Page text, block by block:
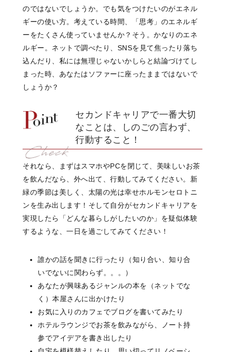
のではないでしょうか。でも気をつけたいのがエネル
ギーの使い方。考えている時間、「思考」のエネルギ
ーをたくさん使っていませんか？そう。かなりのエネ
ルギー。ネットで調べたり、SNSを見て焦ったり落ち
込んだり、私には無理じゃないかしらと結論づけてし
まった時、あなたはソファーに座ったままではないで
しょうか？
セカンドキャリアで一番大切
なことは、しのごの言わず、
行動すること！
それなら、まずはスマホやPCを閉じて、美味しいお茶
を飲んだなら、外へ出て、行動してみてください。新
緑の季節は美しく、太陽の光は幸せホルモンセロトニ
ンを生み出します！そして自分がセカンドキャリアを
実現したら「どんな暮らしがしたいのか」を疑似体験
するような、一日を過ごしてみてください！
誰かの話を聞きに行ったり（知り合い、知り合
いでないに関わらず。。。）
あなたが興味あるジャンルの本を（ネットでな
く）本屋さんに出かけたり
お気に入りのカフェでブログを書いてみたり
ホテルラウンジでお茶を飲みながら、ノート持
参でアイデアを書き出したり